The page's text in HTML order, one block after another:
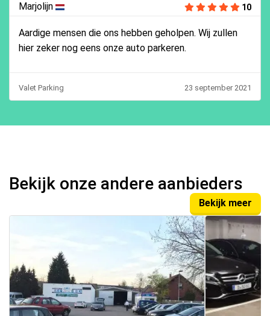
Marjolijn 10
Aardige mensen die ons hebben geholpen. Wij zullen
hier zeker nog eens onze auto parkeren.
Valet Parking 23 september 2021
Bekijk onze andere aanbieders
Bekijk meer